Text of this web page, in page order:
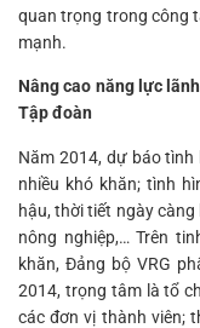
quan trọng trong công
mạnh.
Nâng cao năng lực
Tập đoàn
Năm 2014, dự báo
nhiều khó khăn; tình
hậu, thời tiết ngày
nông nghiệp,… Trên
khăn, Đảng bộ VRG
2014, trọng tâm là tổ
các đơn vị thành viên;